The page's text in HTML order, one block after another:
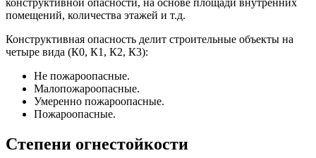
конструктивной опасности, на основе площади внутренних
помещений, количества этажей и т.д.
Конструктивная опасность делит строительные объекты на
четыре вида (К0, К1, К2, К3):
Не пожароопасные.
Малопожароопасные.
Умеренно пожароопасные.
Пожароопасные.
Степени огнестойкости